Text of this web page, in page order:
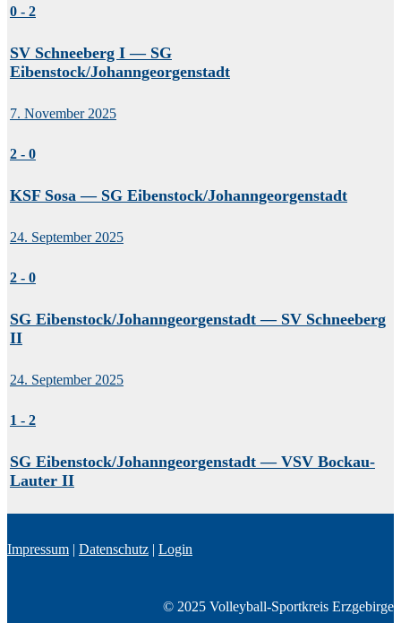
0 - 2
SV Schneeberg I — SG
Eibenstock/Johanngeorgenstadt
7. November 2025
2 - 0
KSF Sosa — SG Eibenstock/Johanngeorgenstadt
24. September 2025
2 - 0
SG Eibenstock/Johanngeorgenstadt — SV Schneeberg
II
24. September 2025
1 - 2
SG Eibenstock/Johanngeorgenstadt — VSV Bockau-
Lauter II
Impressum | Datenschutz | Login
© 2025 Volleyball-Sportkreis Erzgebirge